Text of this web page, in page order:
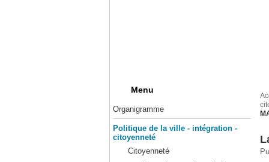
Menu
Organigramme
Politique de la ville - intégration -
citoyenneté
Citoyenneté